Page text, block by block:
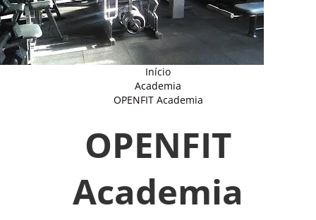
Início
Academia
OPENFIT Academia
OPENFIT
Academia